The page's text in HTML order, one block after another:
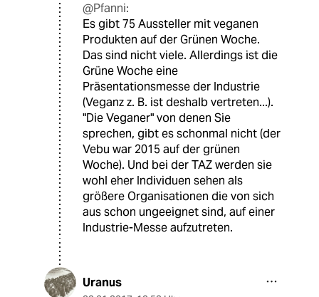
@Pfanni:
Es gibt 75 Aussteller mit veganen
Produkten auf der Grünen Woche.
Das sind nicht viele. Allerdings ist die
Grüne Woche eine
Präsentationsmesse der Industrie
(Veganz z. B. ist deshalb vertreten...).
"Die Veganer" von denen Sie
sprechen, gibt es schonmal nicht (der
Vebu war 2015 auf der grünen
Woche). Und bei der TAZ werden sie
wohl eher Individuen sehen als
größere Organisationen die von sich
aus schon ungeeignet sind, auf einer
Industrie-Messe aufzutreten.
Uranus